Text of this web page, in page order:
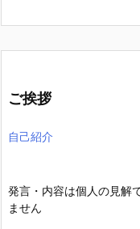
ご挨拶
自己紹介
発言・内容は個人の見解
ません